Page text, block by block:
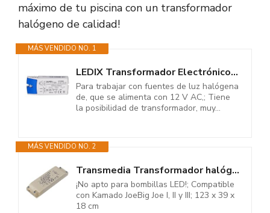
máximo de tu piscina con un transformador
halógeno de calidad!
MÁS VENDIDO NO. 1
LEDIX Transformador Electrónico 12 V 60 W, 1 Pieza, ETZ de 60
Para trabajar con fuentes de luz halógena
de, que se alimenta con 12 V AC,; Tiene
la posibilidad de transformador, muy...
MÁS VENDIDO NO. 2
Transmedia Transformador halógeno 230/12V/35-105W, protección contra...
¡No apto para bombillas LED!; Compatible
con Kamado JoeBig Joe I, II y III; 123 x 39 x
18 cm